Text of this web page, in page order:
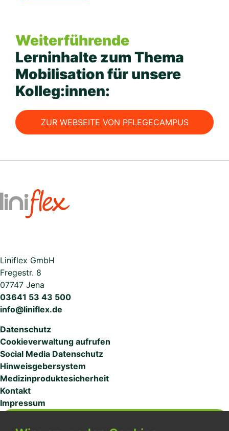
Weiterführende
Lerninhalte zum Thema
Mobilisation für unsere
Kolleg:innen:
ZUR WEBSEITE VON PFLEGECAMPUS
Liniflex GmbH
Fregestr. 8
07747 Jena
03641 53 43 500
info@liniflex.de
Datenschutz
Cookieverwaltung aufrufen
Social Media Datenschutz
Hinweisgebersystem
Medizinproduktesicherheit
Kontakt
Impressum